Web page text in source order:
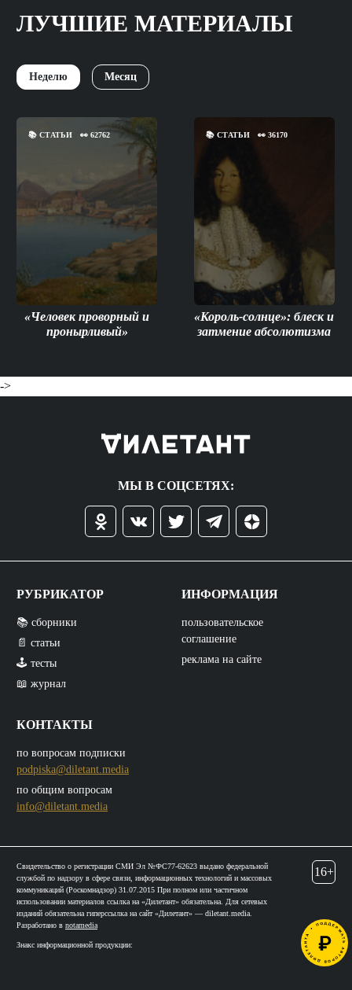
ЛУЧШИЕ МАТЕРИАЛЫ
Неделю Месяц
📚 СТАТЬИ 👀 62762
«Человек проворный и
пронырливый»
📚СТАТЬИ 👀36170
«Король-солнце»: блеск и
затмение абсолютизма
->
МЫ В СОЦСЕТЯХ:
РУБРИКАТОР
📚 сборники
📄 статьи
🕹️ тесты
📖 журнал
КОНТАКТЫ
по вопросам подписки
podpiska@diletant.media
по общим вопросам
info@diletant.media
ИНФОРМАЦИЯ
пользовательское
соглашение
реклама на сайте
Свидетельство о регистрации СМИ Эл №ФС77-62623 выдано федеральной
службой по надзору в сфере связи, информационных технологий и массовых
коммуникаций (Роскомнадзор) 31.07.2015 При полном или частичном
использовании материалов ссылка на «Дилетант» обязательна. Для сетевых
изданий обязательна гиперссылка на сайт «Дилетант» — diletant.media.
Разработано в notamedia
Знакс информационной продукции:
16+